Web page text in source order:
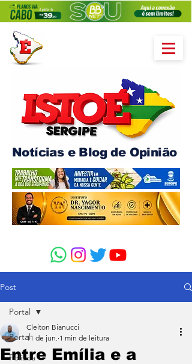
Notícias e Blog de Opinião
Post
Portal
Política
Portal
Entre Emília e a
Cleiton Bianucci
11 de jun. 1 min de leitura